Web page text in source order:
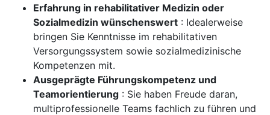
Erfahrung in rehabilitativer Medizin oder
Sozialmedizin wünschenswert : Idealerweise
bringen Sie Kenntnisse im rehabilitativen
Versorgungssystem sowie sozialmedizinische
Kompetenzen mit.
Ausgeprägte Führungskompetenz und
Teamorientierung : Sie haben Freude daran,
multiprofessionelle Teams fachlich zu führen und